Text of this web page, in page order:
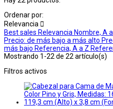
Ordenar por:
Relevancia 
Best sales Relevancia Nombre, A
Precio: de más bajo a más alto
más bajo Referencia, A a Z
Mostrando 1-22 de 22 artículo(s)
Filtros activos